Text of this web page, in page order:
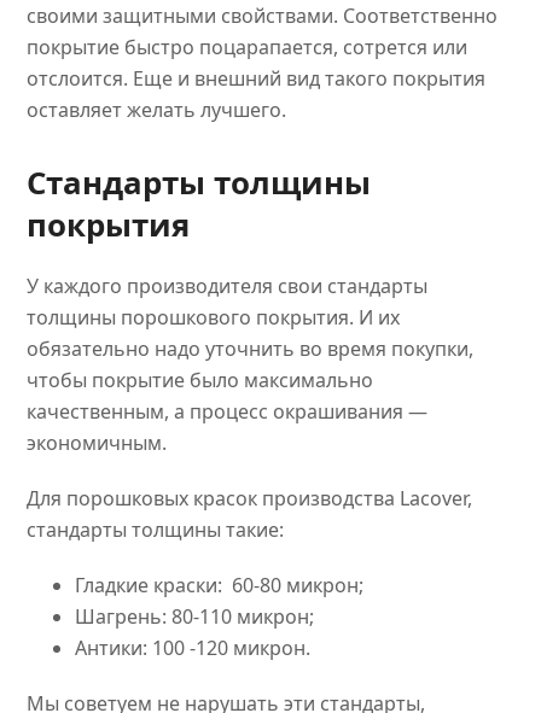
своими защитными свойствами. Соответственно
покрытие быстро поцарапается, сотрется или
отслоится. Еще и внешний вид такого покрытия
оставляет желать лучшего.
Стандарты толщины
покрытия
У каждого производителя свои стандарты
толщины порошкового покрытия. И их
обязательно надо уточнить во время покупки,
чтобы покрытие было максимально
качественным, а процесс окрашивания —
экономичным.
Для порошковых красок производства Lacover,
стандарты толщины такие:
Гладкие краски: 60-80 микрон;
Шагрень: 80-110 микрон;
Антики: 100 -120 микрон.
Мы советуем не нарушать эти стандарты,